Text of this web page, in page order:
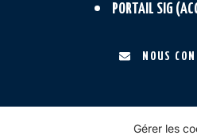
PORTAIL SIG
NOUS
Gérer les